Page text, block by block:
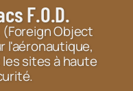
F.O.D.
(Foreign Object
l'aéronautique,
sites à haute